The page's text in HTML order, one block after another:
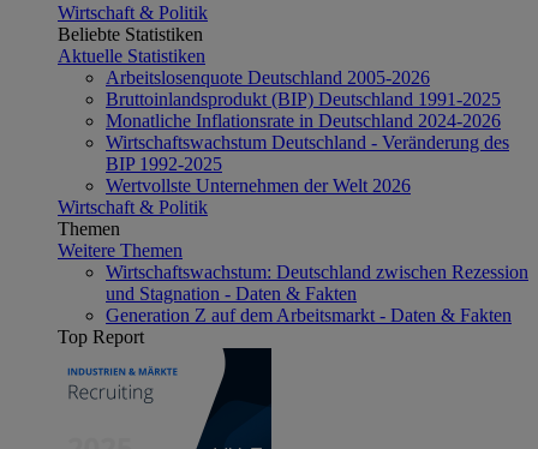
Wirtschaft & Politik
Beliebte Statistiken
Aktuelle Statistiken
Arbeitslosenquote Deutschland 2005-2026
Bruttoinlandsprodukt (BIP) Deutschland 1991-2025
Monatliche Inflationsrate in Deutschland 2024-2026
Wirtschaftswachstum Deutschland - Veränderung des
BIP 1992-2025
Wertvollste Unternehmen der Welt 2026
Wirtschaft & Politik
Themen
Weitere Themen
Wirtschaftswachstum: Deutschland zwischen Rezession
und Stagnation - Daten & Fakten
Generation Z auf dem Arbeitsmarkt - Daten & Fakten
Top Report